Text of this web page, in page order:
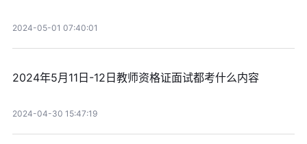
2024-05-01 07:40:01
2024年5月11日-12日教师资格证面试都考什么内容
2024-04-30 15:47:19